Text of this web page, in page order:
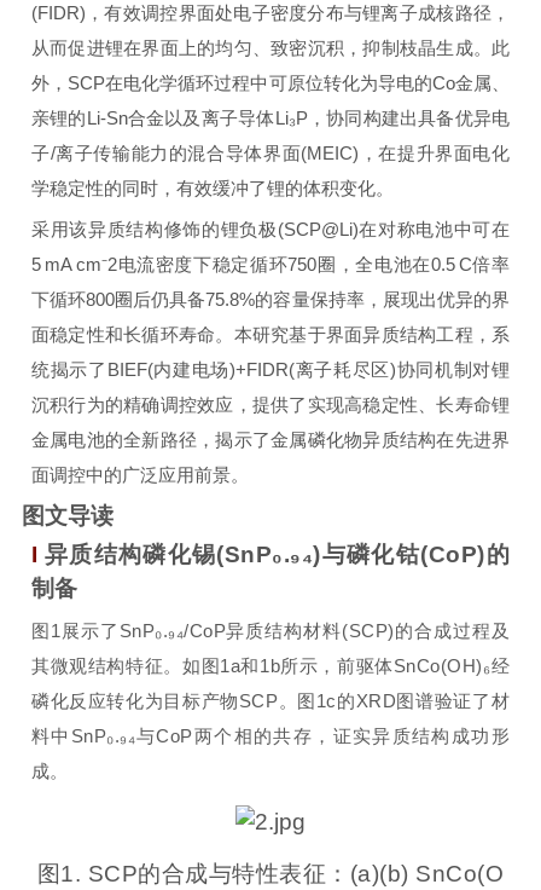
(FIDR)，有效调控界面处电子密度分布与锂离子成核路径，
从而促进锂在界面上的均匀、致密沉积，抑制枝晶生成。此
外，SCP在电化学循环过程中可原位转化为导电的Co金属、
亲锂的Li-Sn合金以及离子导体Li₃P，协同构建出具备优异电
子/离子传输能力的混合导体界面(MEIC)，在提升界面电化
学稳定性的同时，有效缓冲了锂的体积变化。
采用该异质结构修饰的锂负极(SCP@Li)在对称电池中可在
5 mA cm⁻2电流密度下稳定循环750圈，全电池在0.5 C倍率
下循环800圈后仍具备75.8%的容量保持率，展现出优异的界
面稳定性和长循环寿命。本研究基于界面异质结构工程，系
统揭示了BIEF(内建电场)+FIDR(离子耗尽区)协同机制对锂
沉积行为的精确调控效应，提供了实现高稳定性、长寿命锂
金属电池的全新路径，揭示了金属磷化物异质结构在先进界
面调控中的广泛应用前景。
图文导读
I 异质结构磷化锡(SnP₀.₉₄)与磷化钴(CoP)的
制备
图1展示了SnP₀.₉₄/CoP异质结构材料(SCP)的合成过程及
其微观结构特征。如图1a和1b所示，前驱体SnCo(OH)₆经
磷化反应转化为目标产物SCP。图1c的XRD图谱验证了材
料中SnP₀.₉₄与CoP两个相的共存，证实异质结构成功形
成。
图1. SCP的合成与特性表征：(a)(b) SnCo(O